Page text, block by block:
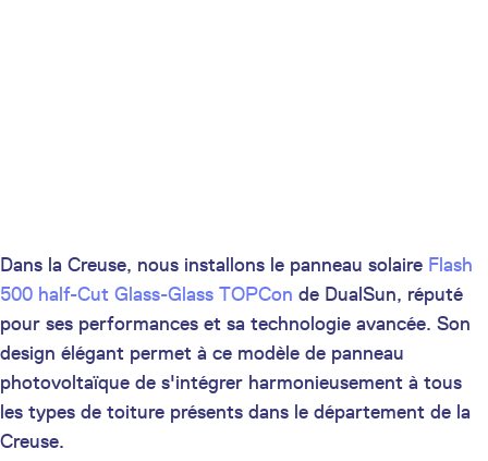
Dans la Creuse, nous installons le panneau solaire Flash
500 half-Cut Glass-Glass TOPCon de DualSun, réputé
pour ses performances et sa technologie avancée. Son
design élégant permet à ce modèle de panneau
photovoltaïque de s'intégrer harmonieusement à tous
les types de toiture présents dans le département de la
Creuse.